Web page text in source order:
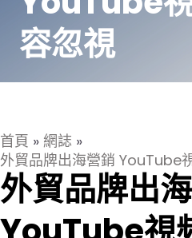
容忽視
首頁 » 網誌 »
外貿品牌出海營銷 YouTube
外貿品牌出